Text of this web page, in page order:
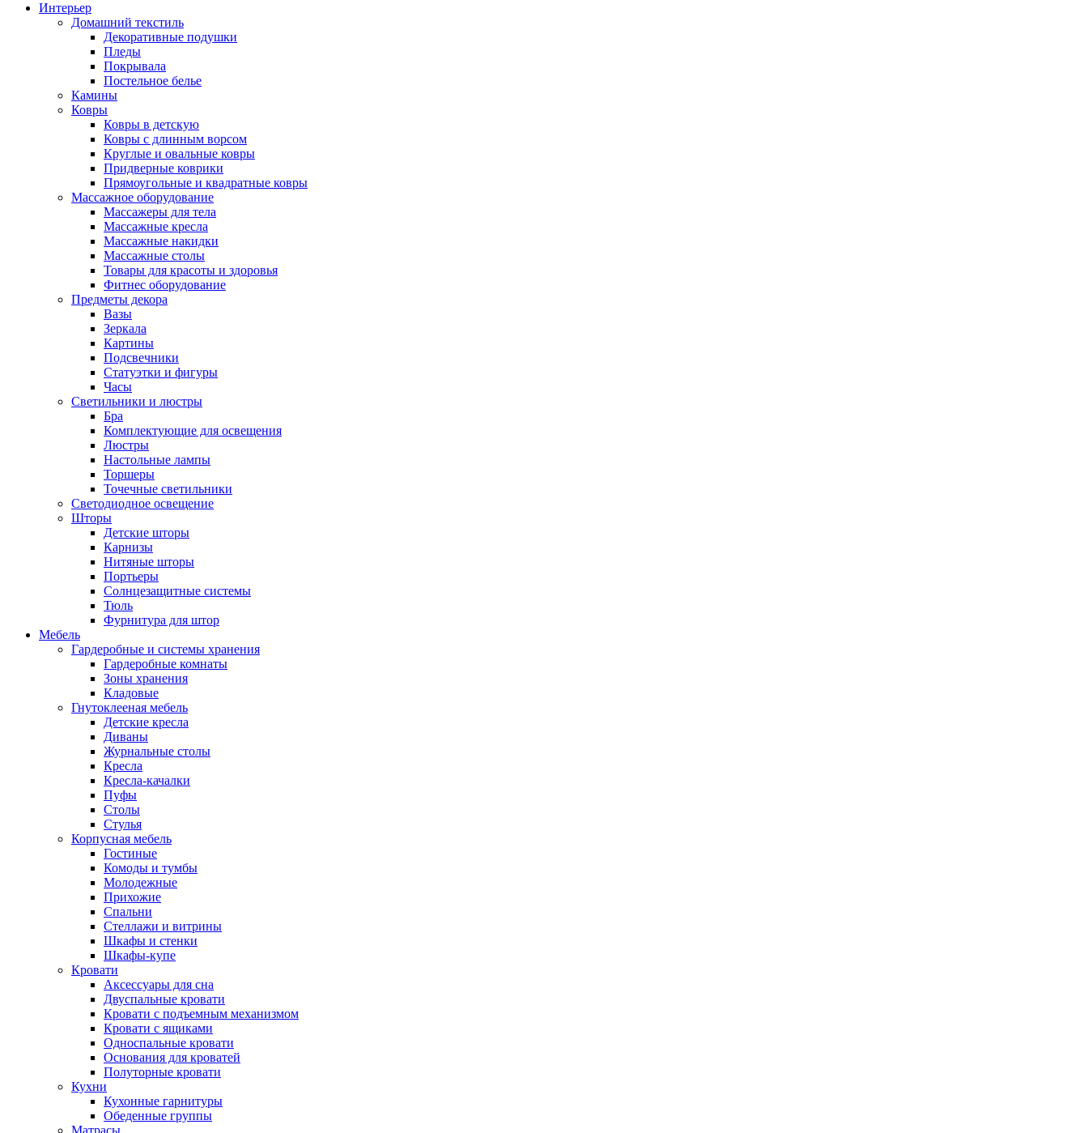
Интерьер
Домашний текстиль
Декоративные подушки
Пледы
Покрывала
Постельное белье
Камины
Ковры
Ковры в детскую
Ковры с длинным ворсом
Круглые и овальные ковры
Придверные коврики
Прямоугольные и квадратные ковры
Массажное оборудование
Массажеры для тела
Массажные кресла
Массажные накидки
Массажные столы
Товары для красоты и здоровья
Фитнес оборудование
Предметы декора
Вазы
Зеркала
Картины
Подсвечники
Статуэтки и фигуры
Часы
Светильники и люстры
Бра
Комплектующие для освещения
Люстры
Настольные лампы
Торшеры
Точечные светильники
Светодиодное освещение
Шторы
Детские шторы
Карнизы
Нитяные шторы
Портьеры
Солнцезащитные системы
Тюль
Фурнитура для штор
Мебель
Гардеробные и системы хранения
Гардеробные комнаты
Зоны хранения
Кладовые
Гнутоклееная мебель
Детские кресла
Диваны
Журнальные столы
Кресла
Кресла-качалки
Пуфы
Столы
Стулья
Корпусная мебель
Гостиные
Комоды и тумбы
Молодежные
Прихожие
Спальни
Стеллажи и витрины
Шкафы и стенки
Шкафы-купе
Кровати
Аксессуары для сна
Двуспальные кровати
Кровати с подъемным механизмом
Кровати с ящиками
Односпальные кровати
Основания для кроватей
Полуторные кровати
Кухни
Кухонные гарнитуры
Обеденные группы
Матрасы